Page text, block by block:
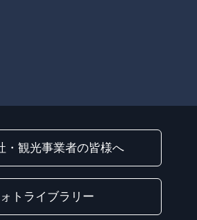
・観光事業者の皆様へ
トライブラリー